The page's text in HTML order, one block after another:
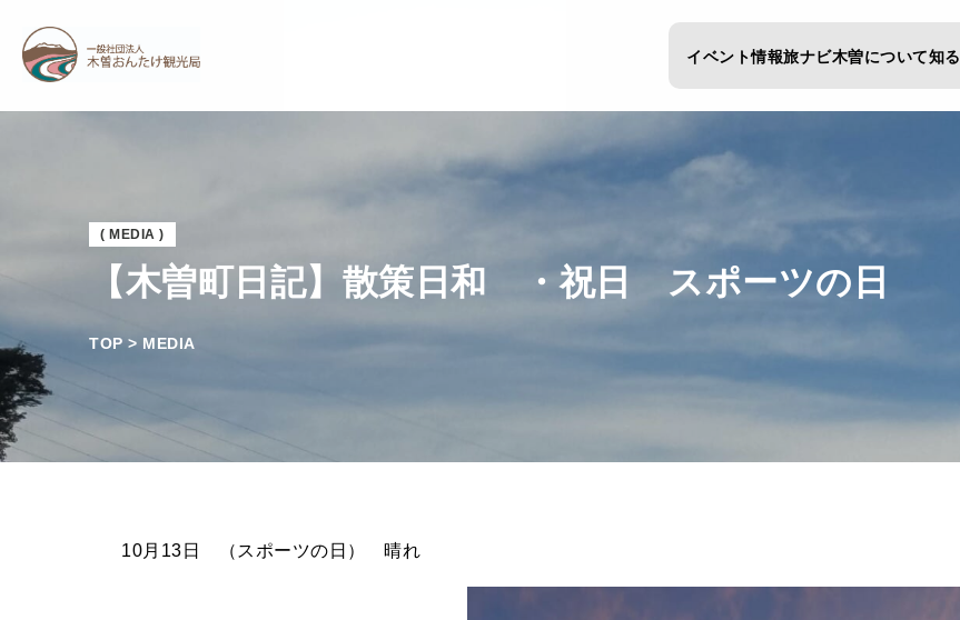
イベント情報旅ナビ木曽について知る
( MEDIA )
【木曽町日記】散策日和 ・祝日 スポーツの日
TOP > MEDIA
10月13日 （スポーツの日） 晴れ